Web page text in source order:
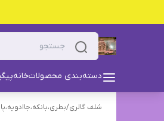
دسته‌بندی محصولاتخانه
شلف گالری/